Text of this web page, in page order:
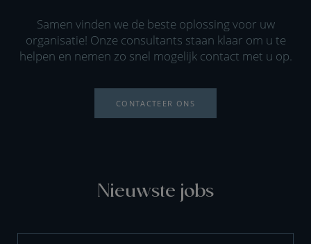
Samen vinden we de beste oplossing voor uw
organisatie! Onze consultants staan klaar om u te
helpen en nemen zo snel mogelijk contact met u op.
CONTACTEER ONS
Nieuwste jobs